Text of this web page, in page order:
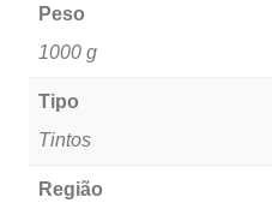
Peso
1000 g
Tipo
Tintos
Região